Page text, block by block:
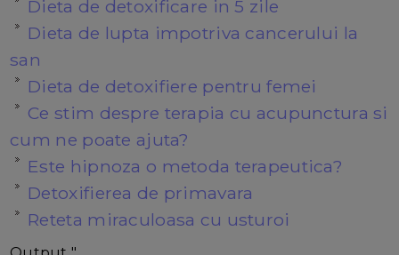
Dieta de detoxificare in 5 zile
Dieta de lupta impotriva cancerului la
san
Dieta de detoxifiere pentru femei
Ce stim despre terapia cu acupunctura si
cum ne poate ajuta?
Este hipnoza o metoda terapeutica?
Detoxifierea de primavara
Reteta miraculoasa cu usturoi